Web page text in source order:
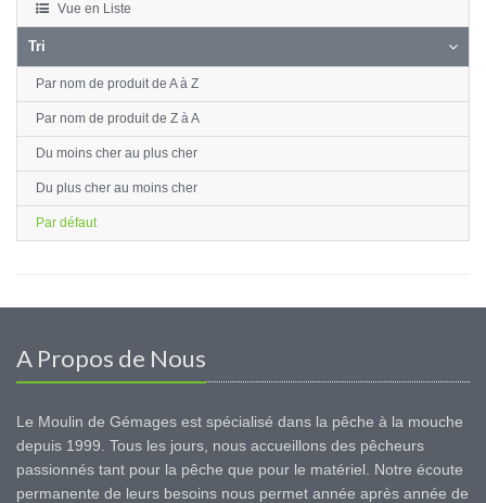
Vue en Liste
Tri
Par nom de produit de A à Z
Par nom de produit de Z à A
Du moins cher au plus cher
Du plus cher au moins cher
Par défaut
A Propos de Nous
Le Moulin de Gémages est spécialisé dans la pêche à la mouche
depuis 1999. Tous les jours, nous accueillons des pêcheurs
passionnés tant pour la pêche que pour le matériel. Notre écoute
permanente de leurs besoins nous permet année après année de